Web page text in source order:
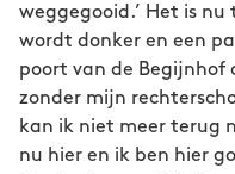
weggegooid.’ Het is
wordt donker en een
poort van de Begijnhof
zonder mijn
kan ik niet meer terug
nu hier en ik ben hier